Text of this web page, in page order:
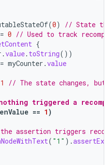
(0)
// State
= 0 // Used to track
{
.value. toString())
= myCounter .value
1 // The state changes, but
triggered a
== 1 )
the assertion triggers
( "1" ).